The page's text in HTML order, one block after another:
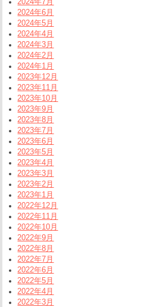
2024年6月
2024年5月
2024年4月
2024年3月
2024年2月
2024年1月
2023年12月
2023年11月
2023年10月
2023年9月
2023年8月
2023年7月
2023年6月
2023年5月
2023年4月
2023年3月
2023年2月
2023年1月
2022年12月
2022年11月
2022年10月
2022年9月
2022年8月
2022年7月
2022年6月
2022年5月
2022年4月
2022年3月